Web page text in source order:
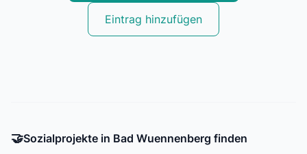
Eintrag hinzufügen
🤝Sozialprojekte in Bad Wuennenberg finden